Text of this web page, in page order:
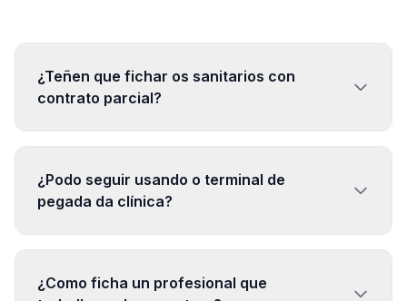
¿Teñen que fichar os sanitarios con
contrato parcial?
¿Podo seguir usando o terminal de
pegada da clínica?
¿Como ficha un profesional que